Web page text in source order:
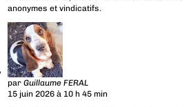
anonymes et vindicatifs.
parGuillaume FERAL
15 juin 2026 à 10 h 45 min